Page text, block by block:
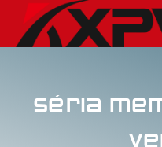
Séria